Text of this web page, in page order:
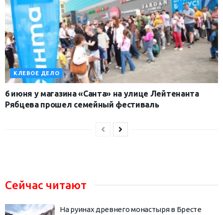
КЛЕВОЕ ДЕЛО
6 июня у магазина «Санта» на улице Лейтенанта
Рябцева прошел семейный фестиваль
Сейчас читают
На руинах древнего монастыря в Бресте